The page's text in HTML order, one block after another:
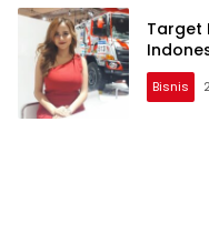
Target
Bisnis